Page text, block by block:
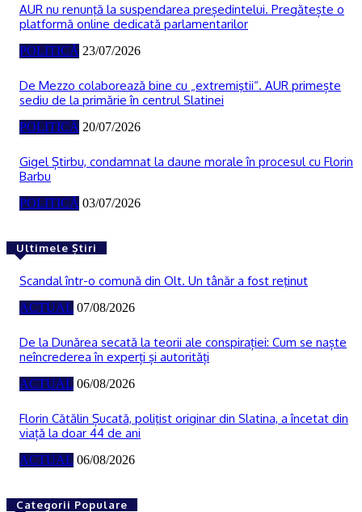
AUR nu renunţă la suspendarea președintelui. Pregătește o
platformă online dedicată parlamentarilor
POLITICĂ 23/07/2026
De Mezzo colaborează bine cu „extremiştii“. AUR primește
sediu de la primărie în centrul Slatinei
POLITICĂ 20/07/2026
Gigel Știrbu, condamnat la daune morale în procesul cu Florin
Barbu
POLITICĂ 03/07/2026
Ultimele Știri
Scandal într-o comună din Olt. Un tânăr a fost reţinut
ACTUAL 07/08/2026
De la Dunărea secată la teorii ale conspirației: Cum se naște
neîncrederea în experți și autorități
ACTUAL 06/08/2026
Florin Cătălin Șucată, poliţist originar din Slatina, a încetat din
viață la doar 44 de ani
ACTUAL 06/08/2026
Categorii Populare